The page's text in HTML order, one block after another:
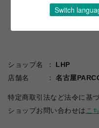
ショップ名
LHP
店舗名
名古屋
特定商取引法など法令に基
ショップお問い合わせは こ
Switch